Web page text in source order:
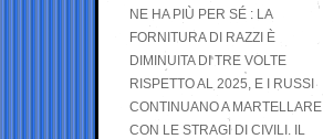
NE HA PIÙ PER SÉ : LA
FORNITURA DI RAZZI È
DIMINUITA DI TRE VOLTE
RISPETTO AL 2025, E I RUSSI
CONTINUANO A MARTELLARE
CON LE STRAGI DI CIVILI. IL